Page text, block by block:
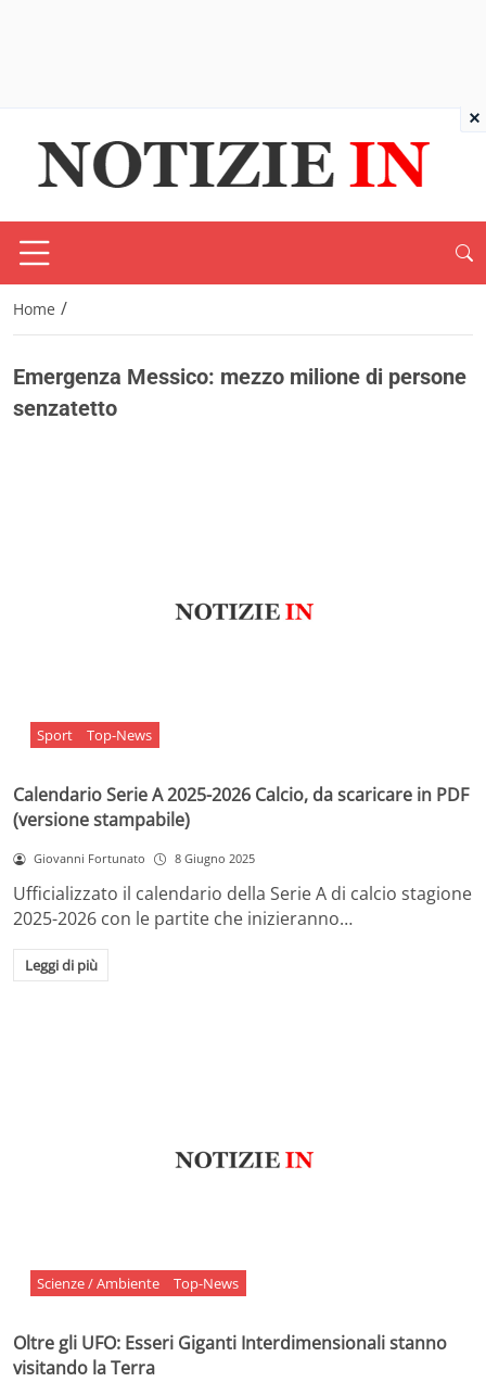
Home /
Emergenza Messico: mezzo milione di persone
senzatetto
Sport Top-News
Calendario Serie A 2025-2026 Calcio, da scaricare in PDF
(versione stampabile)
Giovanni Fortunato 8 Giugno 2025
Ufficializzato il calendario della Serie A di calcio stagione
2025-2026 con le partite che inizieranno…
Leggi di più
Scienze / Ambiente Top-News
Oltre gli UFO: Esseri Giganti Interdimensionali stanno
visitando la Terra
×